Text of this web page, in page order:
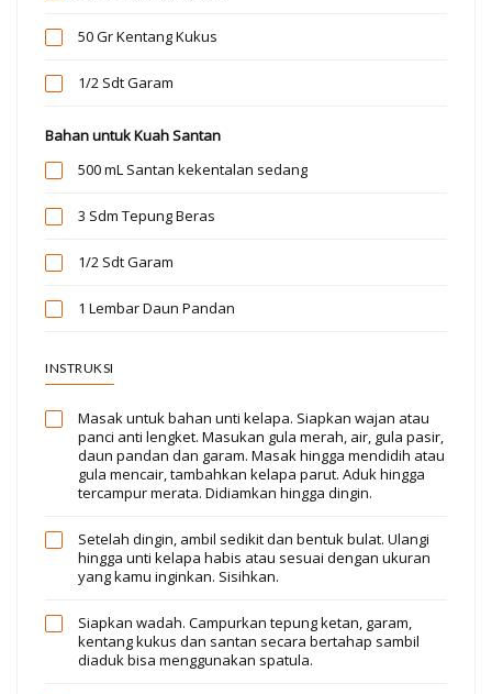
50 GrKentang Kukus
1/2 SdtGaram
Bahan untuk Kuah Santan
500 mL Santan kekentalan sedang
3 Sdm Tepung Beras
1/2 SdtGaram
1 LembarDaun Pandan
INSTRUKSI
Masak untuk bahan unti kelapa. Siapkan wajan atau
panci anti lengket. Masukan gula merah, air, gula pasir,
daun pandan dan garam. Masak hingga mendidih atau
gula mencair, tambahkan kelapa parut. Aduk hingga
tercampur merata. Didiamkan hingga dingin.
Setelah dingin, ambil sedikit dan bentuk bulat. Ulangi
hingga unti kelapa habis atau sesuai dengan ukuran
yang kamu inginkan. Sisihkan.
Siapkan wadah. Campurkan tepung ketan, garam,
kentang kukus dan santan secara bertahap sambil
diaduk bisa menggunakan spatula.